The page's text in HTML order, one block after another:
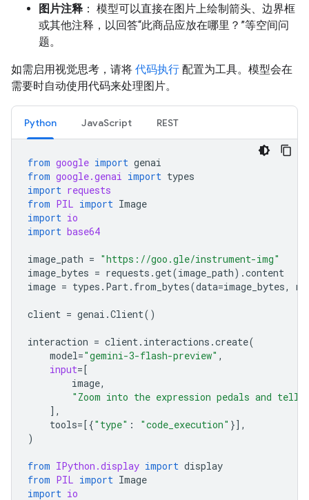
图片注释 ： 模型可以直接在图片上绘制箭头、边界框
或其他注释，以回答“此商品应放在哪里？”等空间问
题。
如需启用视觉思考，请将 代码执行 配置为工具。模型会在
需要时自动使用代码来处理图片。
Python JavaScript REST
from google import genai
from google.genai import types
import requests
from PIL import Image
import io
import base64
image_path = "https://goo.gle/instrument-img"
image_bytes = requests .get(image_path) .content
image = types . Part. from_bytes(data=image_bytes,
client = genai .Client()
interaction = client. interactions .create(
model="gemini-3-flash-preview" ,
input=[
image,
"Zoom into the expression pedals and tell
],
tools=[{"type" : "code_execution" }],
)
from IPython.display import display
from PIL import Image
import io